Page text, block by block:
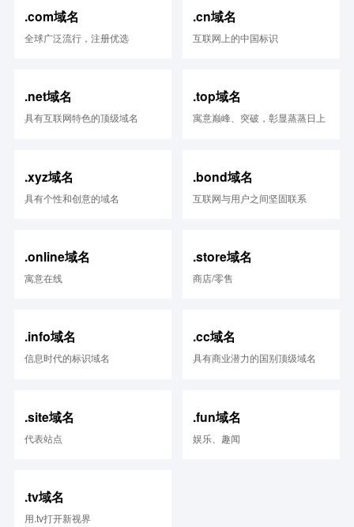
.com域名
全球广泛流行，注册优选
.cn域名
互联网上的中国标识
.net域名
具有互联网特色的顶级域名
.top域名
寓意巅峰、突破，彰显蒸蒸日上
.xyz域名
具有个性和创意的域名
.bond域名
互联网与用户之间坚固联系
.online域名
寓意在线
.store域名
商店/零售
.info域名
信息时代的标识域名
.cc域名
具有商业潜力的国别顶级域名
.site域名
代表站点
.fun域名
娱乐、趣闻
.tv域名
用.tv打开新视界